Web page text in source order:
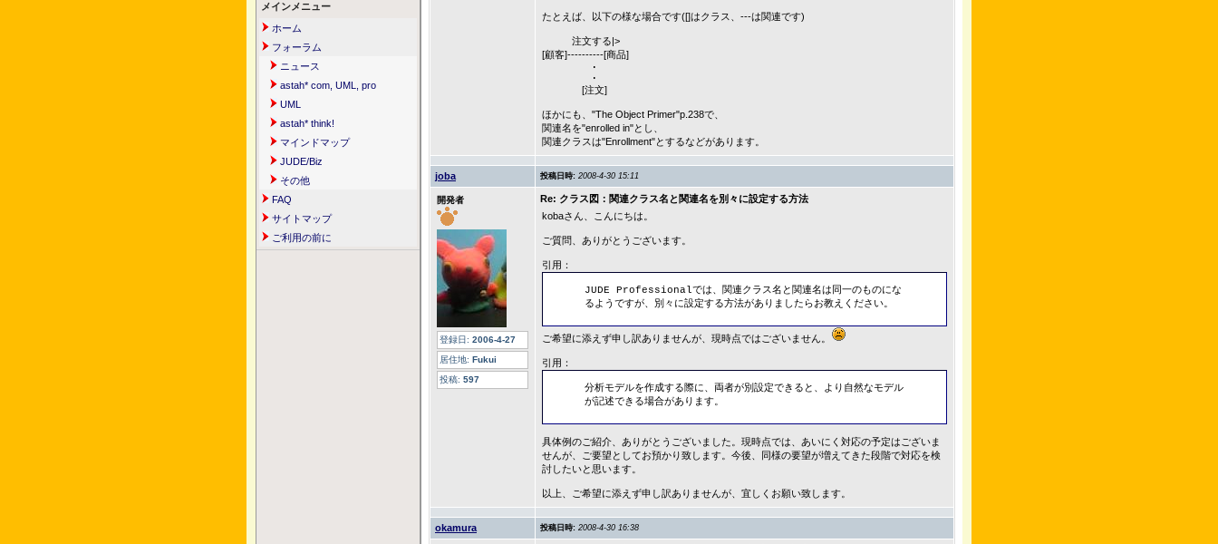
メインメニュー
ホーム
フォーラム
ニュース
astah* com, UML, pro
UML
astah* think!
マインドマップ
JUDE/Biz
その他
FAQ
サイトマップ
ご利用の前に
たとえば、以下の様な場合です([]はクラス、---は関連です)
注文する|>
[顧客]----------[商品]
･
･
[注文]
ほかにも、"The Object Primer"p.238で、
関連名を"enrolled in"とし、
関連クラスは"Enrollment"とするなどがあります。
joba 投稿日時: 2008-4-30 15:11
開発者
登録日: 2006-4-27
居住地: Fukui
投稿: 597
Re: クラス図：関連クラス名と関連名を別々に設定する方法
kobaさん、こんにちは。
ご質問、ありがとうございます。
引用：
JUDE Professionalでは、関連クラス名と関連名は同一のものにな
るようですが、別々に設定する方法がありましたらお教えください。
ご希望に添えず申し訳ありませんが、現時点ではございません。
引用：
分析モデルを作成する際に、両者が別設定できると、より自然なモデル
が記述できる場合があります。
具体例のご紹介、ありがとうございました。現時点では、あいにく対応の予定はございま
せんが、ご要望としてお預かり致します。今後、同様の要望が増えてきた段階で対応を検
討したいと思います。
以上、ご希望に添えず申し訳ありませんが、宜しくお願い致します。
okamura 投稿日時: 2008-4-30 16:38